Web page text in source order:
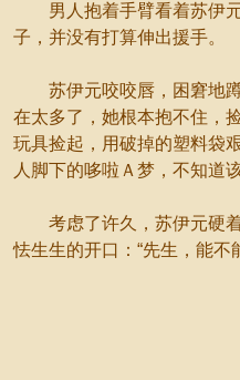
男人抱着手臂看着苏伊元
子，并没有打算伸出援手。
苏伊元咬咬唇，困窘地蹲
在太多了，她根本抱不住，
玩具捡起，用破掉的塑料袋
人脚下的哆啦Ａ梦，不知道
考虑了许久，苏伊元硬着
怯生生的开口：“先生，能